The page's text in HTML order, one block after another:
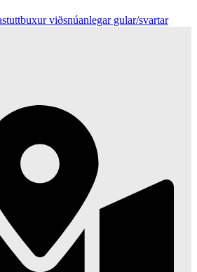
viðsnúanlegar gular/svartar